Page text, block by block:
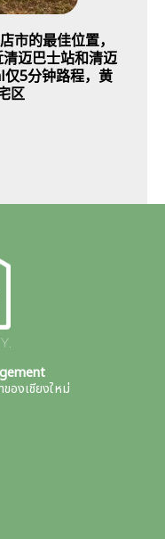
市的最佳位置，
迈巴士站和清迈
5分钟路程，黄
区
องเชียงใหม่